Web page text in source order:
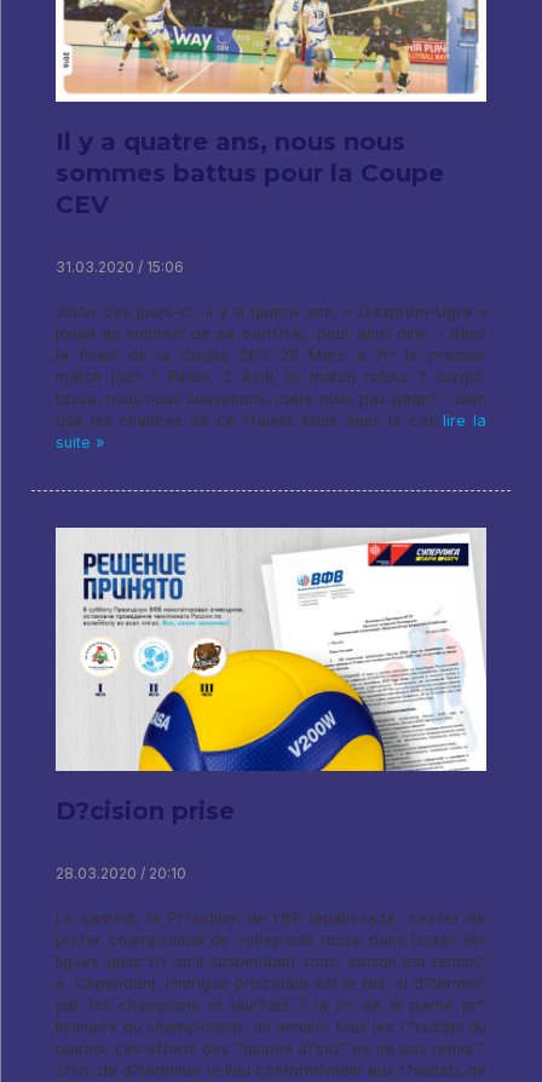
Il y a quatre ans, nous nous
sommes battus pour la Coupe
CEV
31.03.2020 / 15:06
Juste ces jours-ci, il y a quatre ans, « Gazprom-Ugra »
jouait au sommet de sa carri?re,, pour ainsi dire, - dans
la finale de la Coupe CEV. 29 Mars a ?t? le premier
match jou? ? Berlin, 2 Avril, le match retour ? Surgut.
tasse, nous nous souvenons, notre nous pas gagn? - bien
que les chances de ce ?taient. Mais dans le cas lire la
suite »
D?cision prise
28.03.2020 / 20:10
Le samedi, le Pr?sidium de l'IEF lapalissade, cesser de
porter championnat de volley-ball russe dans toutes les
ligues (plus t?t qu'il suspendait). tous, saison est termin?
e. Cependant, l'intrigue principale est le fait, si d?termin?
par les champions et laur?ats ? la fin de la partie pr?
liminaire du championnat, ou annuler tous les r?sultats du
tournoi. Les efforts des ?quipes d?cid? de ne pas remis ?
z?ro, de d?terminer le lieu conform?ment aux r?sultats de